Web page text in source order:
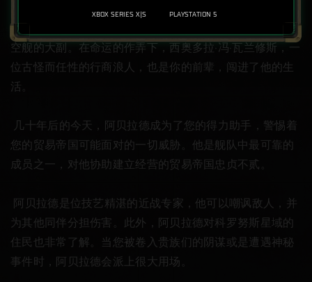
勤勉而专横的阿贝拉德·韦尔森曾任职于帝国海军，担任虚
空舰的大副。在命运的作弄下，西奥多拉·冯·瓦兰修斯，一
位古怪而任性的行商浪人，也是你的前辈，闯进了他的生
活。
您的贸易帝国可能面对的一切威胁。他是舰队中最可靠的
成员之一，对他协助建立经营的贸易帝国忠贞不贰。
为其他同伴分担伤害。此外，阿贝拉德对科罗努斯星域的
住民也非常了解。当您被卷入贵族们的阴谋或是遭遇神秘
事件时，阿贝拉德会派上很大用场。
XBOX SERIES X|S PLAYSTATION 5